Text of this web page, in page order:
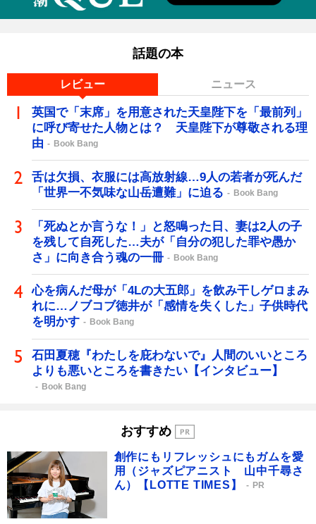
話題の本
レビュー ニュース
英国で「末席」を用意された天皇陛下を「最前列」
に呼び寄せた人物とは？ 天皇陛下が尊敬される理
由
Book Bang
舌は欠損、衣服には高放射線…9人の若者が死んだ
「世界一不気味な山岳遭難」に迫る
Book Bang
「死ぬとか言うな！」と怒鳴った日、妻は2人の子
を残して自死した…夫が「自分の犯した罪や愚か
さ」に向き合う魂の一冊
Book Bang
心を病んだ母が「4Lの大五郎」を飲み干しゲロまみ
れに…ノブコブ徳井が「感情を失くした」子供時代
を明かす
Book Bang
石田夏穂『わたしを庇わないで』人間のいいところ
よりも悪いところを書きたい【インタビュー】
Book Bang
おすすめ
創作にもリフレッシュにもガムを愛
用（ジャズピアニスト 山中千尋さ
ん）【LOTTE TIMES】
PR